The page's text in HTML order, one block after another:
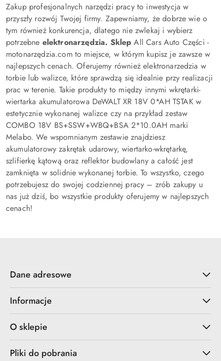
Zakup profesjonalnych narzędzi pracy to inwestycja w
przyszły rozwój Twojej firmy. Zapewniamy, że dobrze wie o
tym również konkurencja, dlatego nie zwlekaj i wybierz
potrzebne elektronarzędzia. Sklep All Cars Auto Części -
motonarzędzia.com to miejsce, w którym kupisz je zawsze w
najlepszych cenach. Oferujemy również elektronarzedzia w
torbie lub walizce, które sprawdzą się idealnie przy realizacji
prac w terenie. Takie produkty to między innymi wkrętarki-
wiertarka akumulatorowa DeWALT XR 18V 0*AH TSTAK w
estetycznie wykonanej walizce czy na przykład zestaw
COMBO 18V BS+SSW+WBQ+BSA 2*10.0AH marki
Melabo. We wspomnianym zestawie znajdziesz
akumulatorowy zakrętak udarowy, wiertarko-wkrętarkę,
szlifierkę kątową oraz reflektor budowlany a całość jest
zamknięta w solidnie wykonanej torbie. To wszystko, czego
potrzebujesz do swojej codziennej pracy – zrób zakupy u
nas już dziś, bo wszystkie produkty oferujemy w najlepszych
cenach!
Dane adresowe
Informacje
O sklepie
Pliki do pobrania